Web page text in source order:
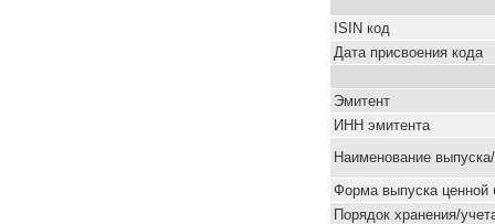
ISIN код
Дата присвоения кода
Эмитент
ИНН эмитента
Наименование
Форма выпуска ценной
Порядок хранения/